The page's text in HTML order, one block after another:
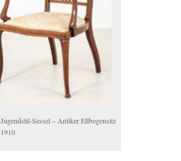
Jugendstil-Sessel – Antiker Ellbogensitz
1910